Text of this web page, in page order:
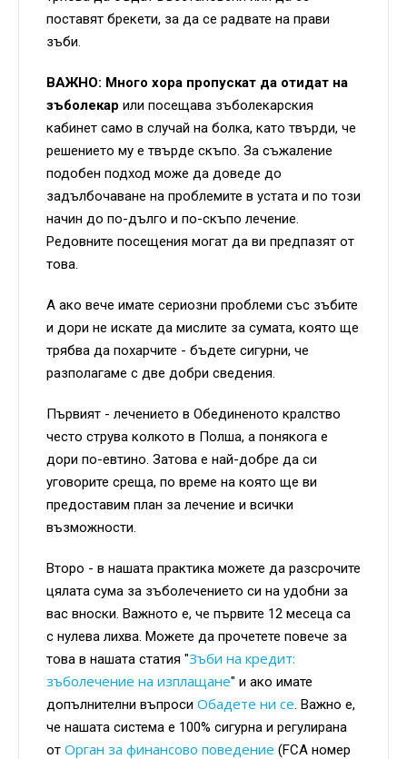
поставят брекети, за да се радвате на прави
зъби.
ВАЖНО: Много хора пропускат да отидат на
зъболекар или посещава зъболекарския
кабинет само в случай на болка, като твърди, че
решението му е твърде скъпо. За съжаление
подобен подход може да доведе до
задълбочаване на проблемите в устата и по този
начин до по-дълго и по-скъпо лечение.
Редовните посещения могат да ви предпазят от
това.
А ако вече имате сериозни проблеми със зъбите
и дори не искате да мислите за сумата, която ще
трябва да похарчите - бъдете сигурни, че
разполагаме с две добри сведения.
Първият - лечението в Обединеното кралство
често струва колкото в Полша, а понякога е
дори по-евтино. Затова е най-добре да си
уговорите среща, по време на която ще ви
предоставим план за лечение и всички
възможности.
Второ - в нашата практика можете да разсрочите
цялата сума за зъболечението си на удобни за
вас вноски. Важното е, че първите 12 месеца са
с нулева лихва. Можете да прочетете повече за
това в нашата статия "Зъби на кредит:
зъболечение на изплащане" и ако имате
допълнителни въпроси Обадете ни се. Важно е,
че нашата система е 100% сигурна и регулирана
от Орган за финансово поведение (FCA номер